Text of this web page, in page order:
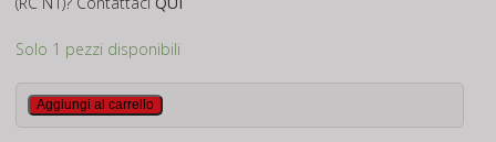
Solo 1 pezzi disponibili
Dji
Mini
Aggiungi al carrello